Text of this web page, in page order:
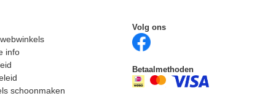
info
schoonmaken
Volg ons
Betaalmethoden